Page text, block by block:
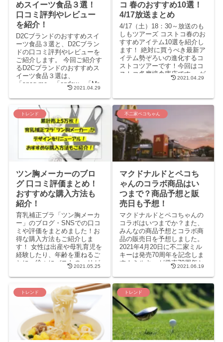
めスイーツ食品３選！
口コミ評判やレビュー
を紹介！
D2Cブランドのおすすめスイ
ーツ食品３選と、D2Cブラン
ドの口コミ評判やレビューを
ご紹介します。 今回ご紹介す
るD2Cブランドのおすすめス
イーツ食品３選は、
「snaq.me」「andew」「Mr.
2021.04.29
コ 春のおすすめ10選！
4/17放送まとめ
4/17（土）18：30～放送のも
しもツアーズ コストコ春のお
すすめアイテム10選を紹介し
ます！ 絶対に買うべき最新ア
イテム勢ぞろいの進化するコ
ストコツアーです！今回はコ
ストコ多摩境倉庫店です。 ゲ
ストは、小島奈津子さん、ア
2021.04.29
トレンド
ツン胸メーカーのブロ
グ 口コミ評価まとめ！
おすすめな購入方法も
紹介！
育乳補正ブラ「ツン胸メーカ
ー」のブログ・SNSでの口コ
ミや評価をまとめました！お
得な購入方法もご紹介しま
す！ 女性は出産や母乳育児を
経験したり、年齢を重ねるご
とに、徐々にバストのハリが
無くなり形が崩れてきますよ
ね。 私も...
2021.05.25
不二家ペコちゃん
マクドナルドとペコち
ゃんのコラボ商品はい
つまで？商品予想と販
売日も予想！
マクドナルドとペコちゃんの
コラボはいつまでか？また、
みんなの商品予想とコラボ商
品の販売日を予想しました。
2021年4月20日に不二家ミル
キーは発売70周年を記念しま
す！ミルキーが発売70周年と
いうことで、「ミルキー味」
が来るんではないか...
2021.06.19
トレンド トレンド